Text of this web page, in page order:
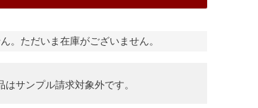
。ただいま在庫がございません。
はサンプル請求対象外です。